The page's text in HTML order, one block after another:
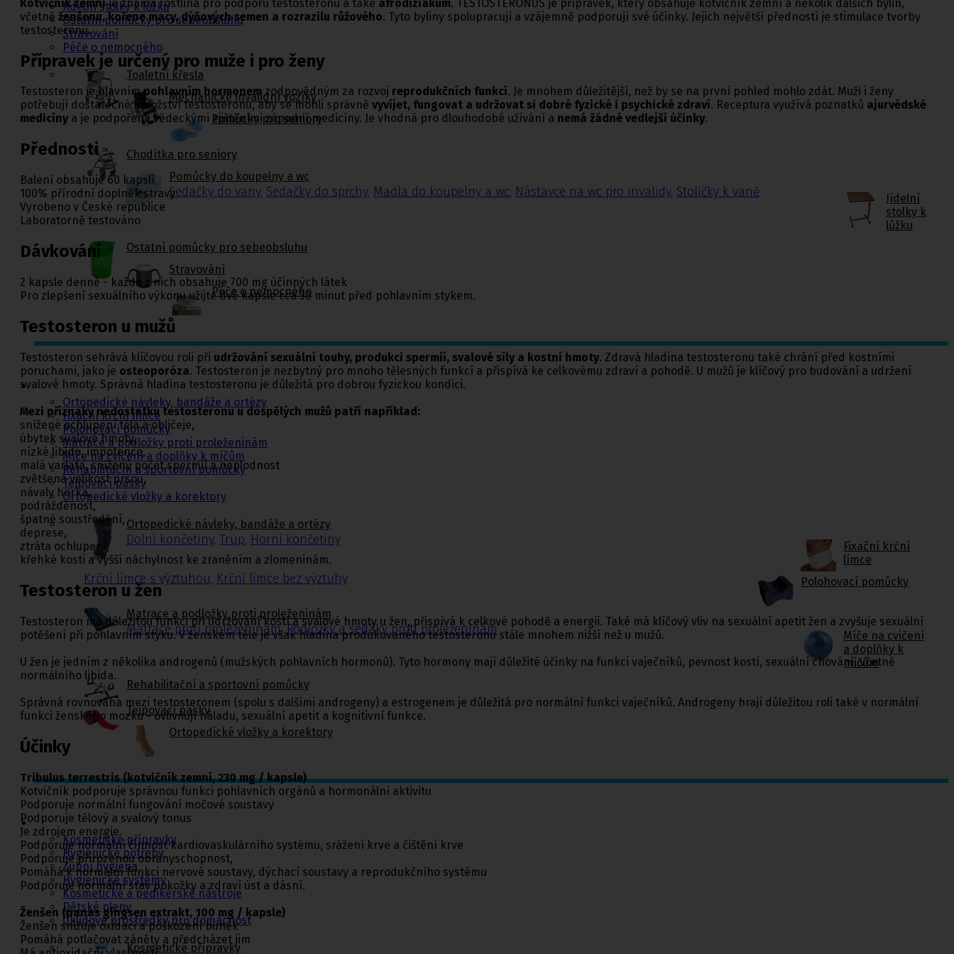
Jídelní stolky k lůžku
Ostatní pomůcky pro sebeobsluhu
Stravování
Péče o nemocného
Toaletní křesla
Mechanické invalidní vozíky
Pomůcky pro seniory
Chodítka pro seniory
Pomůcky do koupelny a wc
Sedačky do vany, Sedačky do sprchy, Madla do koupelny a wc, Nástavce na wc pro invalidy, Stoličky k vaně
Jídelní
stolky k
lůžku
Ostatní pomůcky pro sebeobsluhu
Stravování
Péče o nemocného
Ortopedie,
rehabilitace a
sport
Ortopedické návleky, bandáže a ortézy
Fixační krční límce
Polohovací pomůcky
Matrace a podložky proti proleženinám
Míče na cvičení a doplňky k míčům
Rehabilitační a sportovní pomůcky
Tejpovací pásky
Ortopedické vložky a korektory
Ortopedické návleky, bandáže a ortézy
Dolní končetiny, Trup, Horní končetiny
Fixační krční
límce
Krční límce s výztuhou, Krční límce bez výztuhy Polohovací pomůcky
Matrace a podložky proti proleženinám
Matrace proti proleženinám,Podložky a sedáky proti proleženinám
Míče na cvičení
a doplňky k
míčům
Rehabilitační a sportovní pomůcky
Tejpovací pásky
Ortopedické vložky a korektory
Kosmetika a
hygiena, Dětské
pleny
Kosmetické přípravky
Hygienické potřeby
Zubní hygiena
Hygienické systémy
Kosmetické a pedikérské nástroje
Dětské pleny
Úklidové prostředky pro domácnost
Kosmetické přípravky
Kotvičník zemníje známá rostlina pro podporu testosteronu a také afrodiziakum. TESTOSTERONUS je přípravek, který obsahuje kotvičník zemní a několik dalších bylin,
včetně ženšenu, kořene macy, dýňových semen a rozrazilu růžového. Tyto byliny spolupracují a vzájemně podporují své účinky. Jejich největší předností je stimulace tvorby
testosteronu.
Přípravek je určený pro muže i pro ženy
Testosteron je hlavnímpohlavním hormonem zodpovědným za rozvoj reprodukčních funkcí. Je mnohem důležitější, než by se na první pohled mohlo zdát. Muži i ženy
potřebují dostatečné množství testosteronu, aby se mohli správně vyvíjet, fungovat a udržovat si dobré fyzické i psychické zdraví. Receptura využívá poznatků ajurvédské
medicíny a je podpořena vědeckými zjištěními západní medicíny. Je vhodná pro dlouhodobé užívání a nemá žádné vedlejší účinky.
Přednosti
Balení obsahuje 60 kapslí
100% přírodní doplněk stravy
Vyrobeno v České republice
Laboratorně testováno
Dávkování
2 kapsle denně - každá z nich obsahuje 700 mg účinných látek
Pro zlepšení sexuálního výkonu užijte dvě kapsle cca 30 minut před pohlavním stykem.
Testosteron u mužů
Testosteron sehrává klíčovou roli při udržování sexuální touhy, produkci spermií, svalové síly a kostní hmoty. Zdravá hladina testosteronu také chrání před kostními
poruchami, jako je osteoporóza. Testosteron je nezbytný pro mnoho tělesných funkcí a přispívá ke celkovému zdraví a pohodě. U mužů je klíčový pro budování a udržení
svalové hmoty. Správná hladina testosteronu je důležitá pro dobrou fyzickou kondici.
Mezi příznaky nedostatku testosteronu u dospělých mužů patří například:
snížené ochlupení těla a obličeje,
úbytek svalové hmoty,
nízké libido, impotence,
malá varlata, snížený počet spermií a neplodnost
zvětšená velikost prsou,
návaly horka,
podrážděnost,
špatné soustředění,
deprese,
ztráta ochlupení,
křehké kosti a vyšší náchylnost ke zraněním a zlomeninám.
Testosteron u žen
Testosteron má důležitou funkci při udržování kostí a svalové hmoty u žen, přispívá k celkové pohodě a energii. Také má klíčový vliv na sexuální apetit žen a zvyšuje sexuální
potěšení při pohlavním styku. V ženském těle je však hladina produkovaného testosteronu stále mnohem nižší než u mužů.
U žen je jedním z několika androgenů (mužských pohlavních hormonů). Tyto hormony mají důležité účinky na funkci vaječníků, pevnost kostí, sexuální chování, včetně
normálního libida.
Správná rovnováha mezi testosteronem (spolu s dalšími androgeny) a estrogenem je důležitá pro normální funkci vaječníků. Androgeny hrají důležitou roli také v normální
funkci ženského mozku - ovlivňují náladu, sexuální apetit a kognitivní funkce.
Účinky
Tribulus terrestris (kotvičník zemní, 230 mg / kapsle)
Kotvičník podporuje správnou funkci pohlavních orgánů a hormonální aktivitu
Podporuje normální fungování močové soustavy
Podporuje tělový a svalový tonus
Je zdrojem energie
Podporuje normální činnost kardiovaskulárního systému, srážení krve a čištění krve
Podporuje přirozenou obranyschopnost,
Pomáhá k normální funkci nervové soustavy, dýchací soustavy a reprodukčního systému
Podporuje normální stav pokožky a zdraví úst a dásní.
Ženšen (panas gingsen extrakt, 100 mg / kapsle)
Ženšen snižuje oxidaci a poškození buněk
Pomáhá potlačovat záněty a předcházet jim